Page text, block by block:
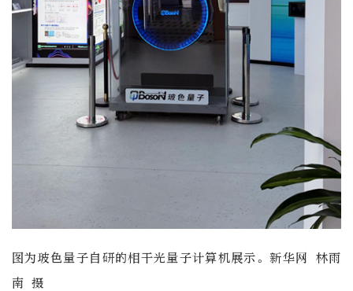
图为玻色量子自研的相干光量子计算机展示。新华网 林雨
南 摄